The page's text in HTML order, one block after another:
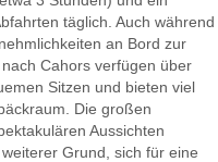
täglich. Auch während
an Bord zur
Cahors verfügen über
Sitzen und bieten viel
Die großen
Aussichten
Grund, sich für eine